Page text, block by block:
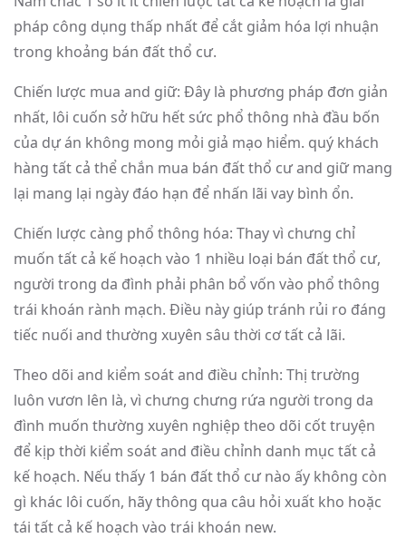
pháp công dụng thấp nhất để cắt giảm hóa lợi nhuận
trong khoảng bán đất thổ cư.
Chiến lược mua and giữ: Đây là phương pháp đơn giản
nhất, lôi cuốn sở hữu hết sức phổ thông nhà đầu bốn
của dự án không mong mỏi giả mạo hiểm. quý khách
hàng tất cả thể chắn mua bán đất thổ cư and giữ mang
lại mang lại ngày đáo hạn để nhấn lãi vay bình ổn.
Chiến lược càng phổ thông hóa: Thay vì chưng chỉ
muốn tất cả kế hoạch vào 1 nhiều loại bán đất thổ cư,
người trong da đình phải phân bổ vốn vào phổ thông
trái khoán rành mạch. Điều này giúp tránh rủi ro đáng
tiếc nuối and thường xuyên sâu thời cơ tất cả lãi.
Theo dõi and kiểm soát and điều chỉnh: Thị trường
luôn vươn lên là, vì chưng chưng rứa người trong da
đình muốn thường xuyên nghiệp theo dõi cốt truyện
để kịp thời kiểm soát and điều chỉnh danh mục tất cả
kế hoạch. Nếu thấy 1 bán đất thổ cư nào ấy không còn
gì khác lôi cuốn, hãy thông qua câu hỏi xuất kho hoặc
tái tất cả kế hoạch vào trái khoán new.